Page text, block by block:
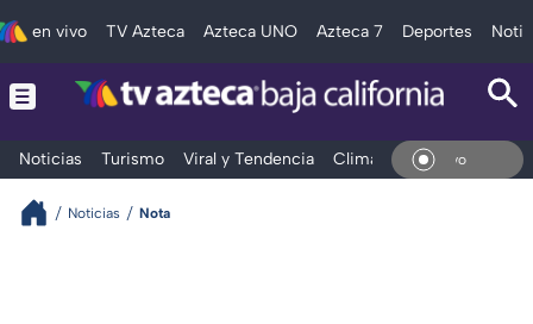
en vivo TV Azteca Azteca UNO Azteca 7 Deportes
Noticias Turismo Viral y Tendencia Clima Deportes En
Noticias Nota